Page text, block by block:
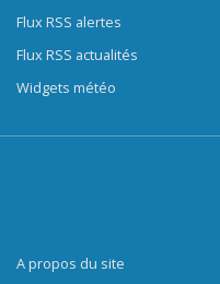
Flux RSS alertes
Flux RSS actualités
Widgets météo
A propos du site